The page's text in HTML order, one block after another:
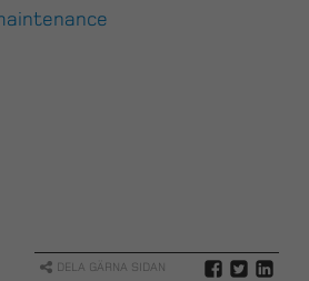
DELA GÄRNA SIDAN